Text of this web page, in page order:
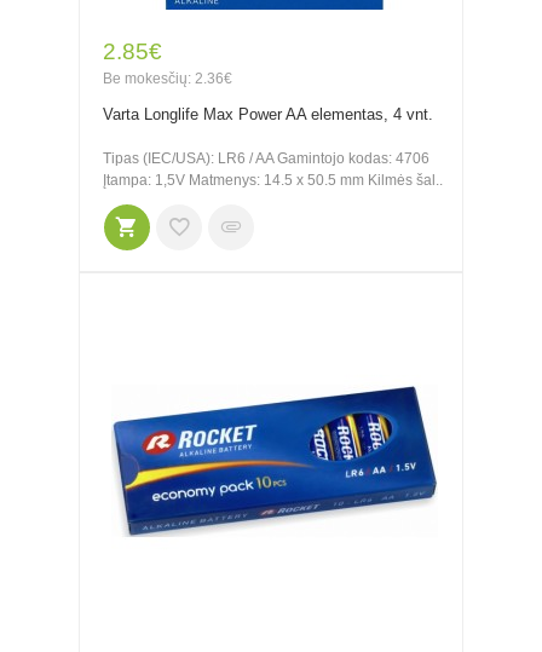
2.85€
Be mokesčių: 2.36€
Varta Longlife Max Power AA elementas, 4 vnt.
Tipas (IEC/USA): LR6 / AA Gamintojo kodas: 4706
Įtampa: 1,5V Matmenys: 14.5 x 50.5 mm Kilmės šal..